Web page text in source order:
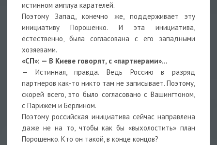
истинном амплуа карателей.
Поэтому Запад, конечно же, поддерживает эту
инициативу Порошенко. И эта инициатива,
естественно, была согласована с его западными
хозяевами.
«СП»: — В Киеве говорят, с «партнерами»…
— Истинная, правда. Ведь Россию в разряд
партнеров как-то никто там не записывает. Поэтому,
скорей всего, это было согласовано с Вашингтоном,
с Парижем и Берлином.
Поэтому российская инициатива сейчас направлена
даже не на то, чтобы как бы «выхолостить» план
Порошенко. Кто он такой, в конце концов?